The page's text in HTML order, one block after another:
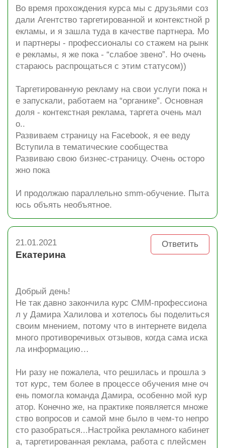
Во время прохождения курса мы с друзьями соз
дали Агентство таргетированной и контекстной р
екламы, и я зашла туда в качестве партнера. Мо
и партнеры - профессионалы со стажем на рынк
е рекламы, я же пока - “слабое звено”. Но очень
стараюсь распрощаться с этим статусом))
Таргетированную рекламу на свои услуги пока н
е запускали, работаем на “органике”. Основная
доля - контекстная реклама, таргета очень мал
о..
Развиваем страницу на Facebook, я ее веду
Вступила в тематические сообщества
Развиваю свою бизнес-страницу. Очень осторо
жно пока
И продолжаю параллельно smm-обучение. Пыта
юсь объять необъятное.
Ответить
21.01.2021
Екатерина
Добрый день!
Не так давно закончила курс СММ-профессиона
л у Дамира Халилова и хотелось бы поделиться
своим мнением, потому что в интернете видела
много противоречивых отзывов, когда сама иска
ла информацию…
Ни разу не пожалела, что решилась и прошла э
тот курс, тем более в процессе обучения мне оч
ень помогла команда Дамира, особенно мой кур
атор. Конечно же, на практике появляется множе
ство вопросов и самой мне было в чем-то непро
сто разобраться...Настройка рекламного кабинет
а, таргетированная реклама, работа с плейсмен